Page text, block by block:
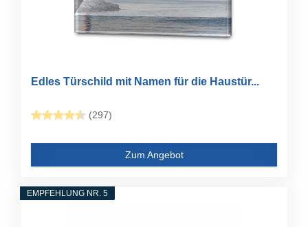
Edles Türschild mit Namen für die Haustür...
(297)
Zum Angebot
EMPFEHLUNG NR. 5